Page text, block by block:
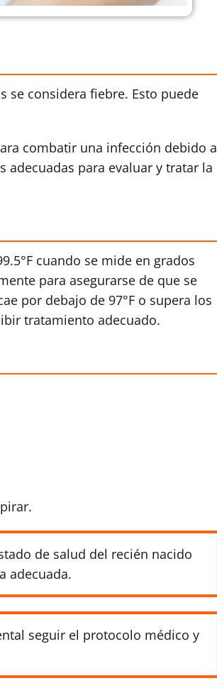
se considera fiebre. Esto puede
combatir una infección debido a
para evaluar y tratar la
cuando se mide en grados
para asegurarse de que se
por debajo de 97°F o supera los
tratamiento adecuado.
de salud del recién nacido
adecuada.
seguir el protocolo médico y